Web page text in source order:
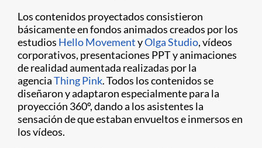
Los contenidos proyectados consistieron
básicamente en fondos animados creados por los
estudios Hello MovementyOlga Studio, vídeos
corporativos, presentaciones PPT y animaciones
de realidad aumentada realizadas por la
agenciaThing Pink. Todos los contenidos se
diseñaron y adaptaron especialmente para la
proyección 360º, dando a los asistentes la
sensación de que estaban envueltos e inmersos en
los vídeos.